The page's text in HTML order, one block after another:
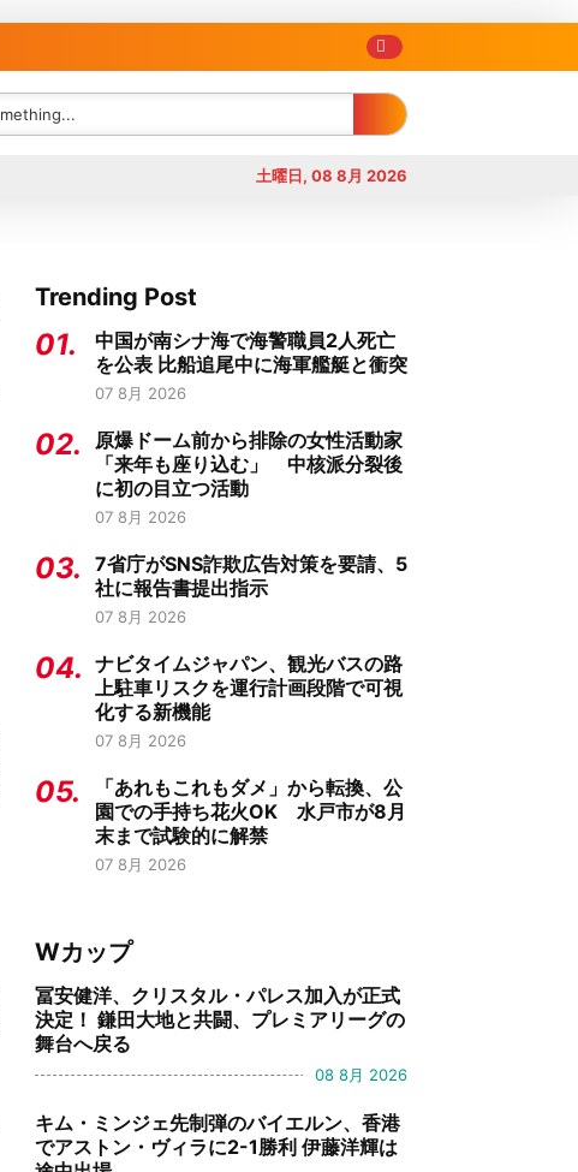
土曜日, 08 8月 2026
Trending Post
01.
中国が南シナ海で海警職員2人死亡
を公表 比船追尾中に海軍艦艇と衝突
07 8月 2026
02.
原爆ドーム前から排除の女性活動家
「来年も座り込む」 中核派分裂後
に初の目立つ活動
07 8月 2026
03.
7省庁がSNS詐欺広告対策を要請、5
社に報告書提出指示
07 8月 2026
04. ナビタイムジャパン、観光バスの路
上駐車リスクを運行計画段階で可視
化する新機能
07 8月 2026
05.
「あれもこれもダメ」から転換、公
園での手持ち花火OK 水戸市が8月
末まで試験的に解禁
07 8月 2026
Wカップ
冨安健洋、クリスタル・パレス加入が正式
決定！ 鎌田大地と共闘、プレミアリーグの
舞台へ戻る
08 8月 2026
キム・ミンジェ先制弾のバイエルン、香港
でアストン・ヴィラに2-1勝利 伊藤洋輝は